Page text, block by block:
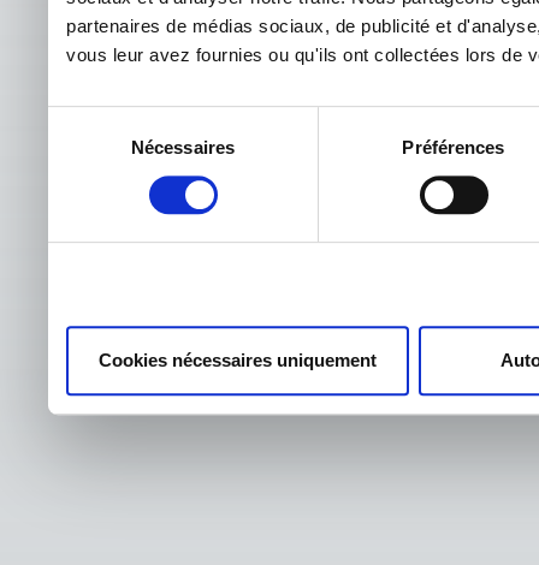
partenaires de médias sociaux, de publicité et
vous leur avez fournies ou qu'ils ont collectées lors de
consentement
Nécessaires Préférences
Cookies nécessaires uniquement